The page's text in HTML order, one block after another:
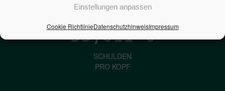
Einstellungen anpassen
Cookie RichtlinieDatenschutzhinweisImpressum
33,611€
SCHULDEN
PRO KOPF